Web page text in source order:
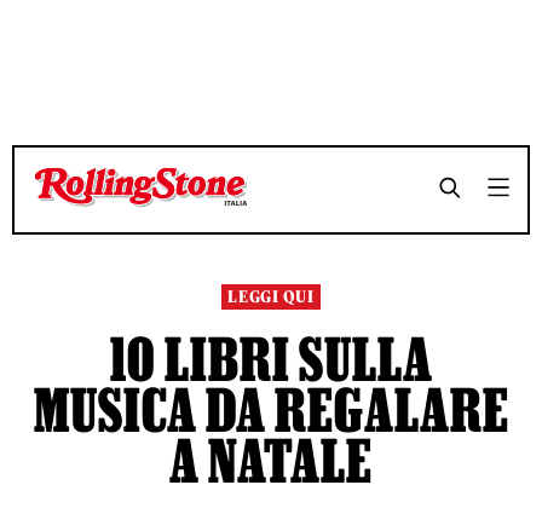
TEMPO DI LETTURA 5 MINUTI SHARE
TEMPO DI LETTURA 5 MINUTI SHARE
LEGGI QUI
10 LIBRI SULLA
MUSICA DA REGALARE
A NATALE